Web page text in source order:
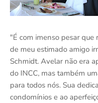
"É com imenso pesar
de meu estimado amigo
Schmidt. Avelar não era
do INCC, mas também
para todos nós. Sua
condomínios e ao